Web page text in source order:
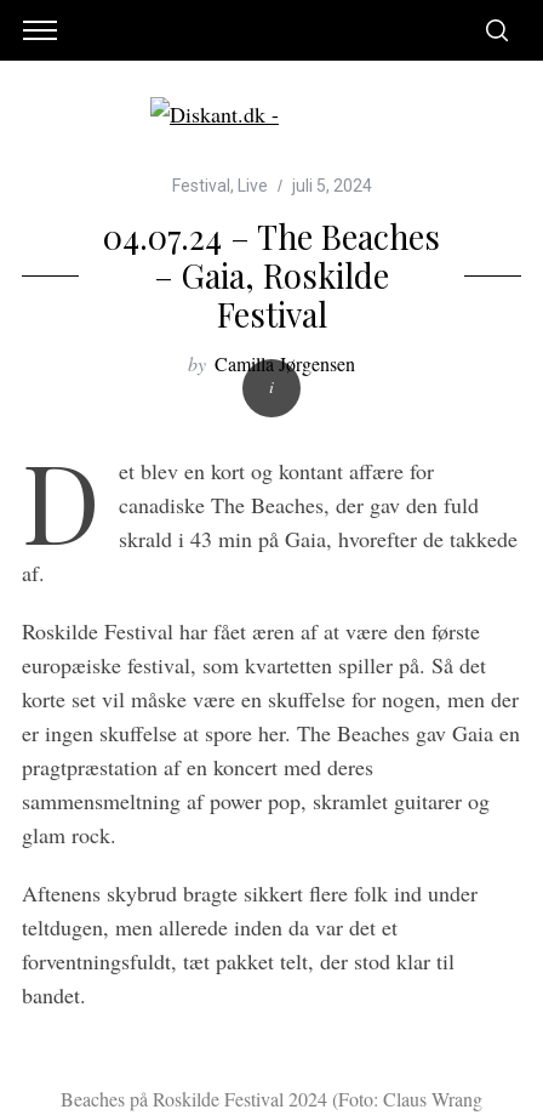
Festival , Live juli 5, 2024
04.07.24 – The Beaches
– Gaia, Roskilde
Festival
by Camilla Jørgensen
D
et blev en kort og kontant affære for
canadiske The Beaches, der gav den fuld
skrald i 43 min på Gaia, hvorefter de takkede
af.
Roskilde Festival har fået æren af at være den første
europæiske festival, som kvartetten spiller på. Så det
korte set vil måske være en skuffelse for nogen, men der
er ingen skuffelse at spore her. The Beaches gav Gaia en
pragtpræstation af en koncert med deres
sammensmeltning af power pop, skramlet guitarer og
glam rock.
Aftenens skybrud bragte sikkert flere folk ind under
teltdugen, men allerede inden da var det et
forventningsfuldt, tæt pakket telt, der stod klar til
bandet.
Beaches på Roskilde Festival 2024 (Foto: Claus Wrang